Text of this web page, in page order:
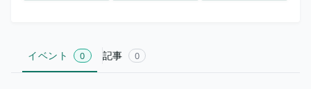
イベント 0 記事 0